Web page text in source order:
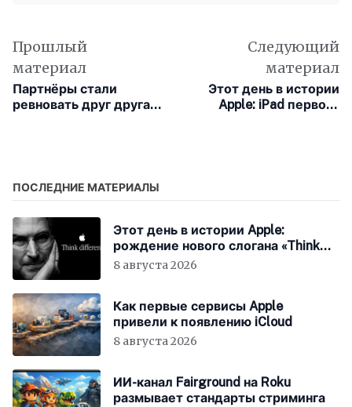
Прошлый
материал
Партнёры стали
ревновать друг друга к
Следующий
материал
Этот день в истории
Apple: iPad первого
ПОСЛЕДНИЕ МАТЕРИАЛЫ
Этот день в истории Apple:
рождение нового слогана «Think
Different»
8 августа 2026
Как первые сервисы Apple
привели к появлению iCloud
8 августа 2026
ИИ-канал Fairground на Roku
размывает стандарты стриминга